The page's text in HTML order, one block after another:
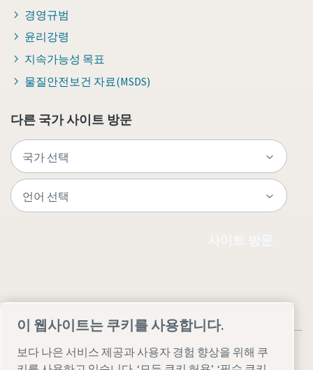
경영규범
윤리강령
지속가능성 목표
물질안전보건 자료(MSDS)
다른 국가 사이트 방문
이 웹사이트는 쿠키를 사용합니다.
보다 나은 서비스 제공과 사용자 경험 향상을 위해 쿠